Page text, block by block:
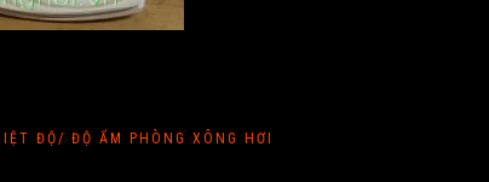
ĐỘ/ ĐỘ ẨM PHÒNG XÔNG HƠI